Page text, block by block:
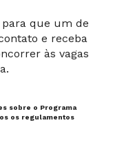
que um de
e receba
às vagas
sobre o Programa
os regulamentos